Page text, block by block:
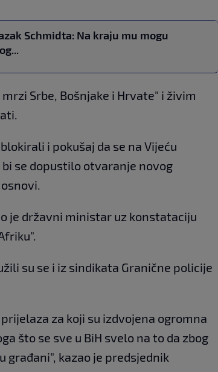
Schmidta: Na kraju mu mogu
Srbe, Bošnjake i Hrvate" i živim
i pokušaj da se na Vijeću
se dopustilo otvaranje novog
je državni ministar uz konstataciju
su se i iz sindikata Granične policije
za koji su izdvojena ogromna
što se sve u BiH svelo na to da zbog
kazao je predsjednik